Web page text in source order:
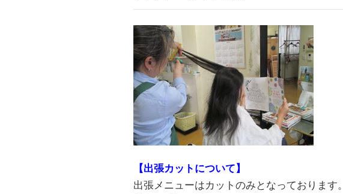
【出張カットについて】
出張メニューはカットのみとなっております。